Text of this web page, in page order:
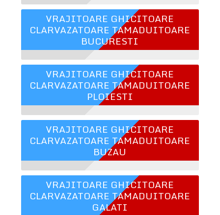
VRAJITOARE GHICITOARE
CLARVAZATOARE TAMADUITOARE
BUCURESTI
VRAJITOARE GHICITOARE
CLARVAZATOARE TAMADUITOARE
PLOIESTI
VRAJITOARE GHICITOARE
CLARVAZATOARE TAMADUITOARE
BUZAU
VRAJITOARE GHICITOARE
CLARVAZATOARE TAMADUITOARE
GALATI